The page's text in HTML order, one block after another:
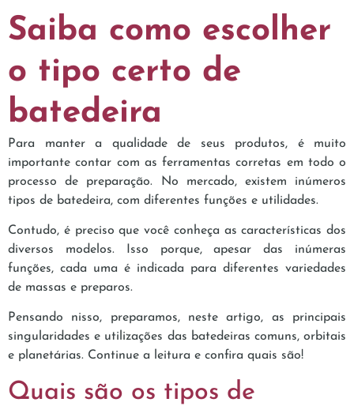
Saiba como escolher
o tipo certo de
batedeira
Para manter a qualidade de seus produtos, é muito
importante contar com as ferramentas corretas em todo o
processo de preparação. No mercado, existem inúmeros
tipos de batedeira, com diferentes funções e utilidades.
Contudo, é preciso que você conheça as características dos
diversos modelos. Isso porque, apesar das inúmeras
funções, cada uma é indicada para diferentes variedades
de massas e preparos.
Pensando nisso, preparamos, neste artigo, as principais
singularidades e utilizações das batedeiras comuns, orbitais
e planetárias. Continue a leitura e confira quais são!
Quais são os tipos de